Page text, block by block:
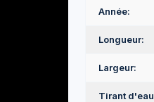
Année
Longueur
Largeur
Tirant d'eau